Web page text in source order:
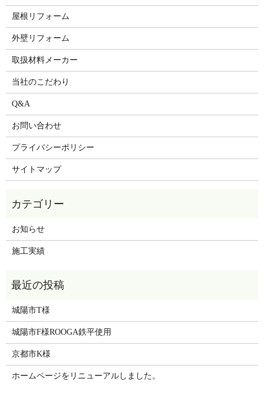
屋根リフォーム
外壁リフォーム
取扱材料メーカー
当社のこだわり
Q&A
お問い合わせ
プライバシーポリシー
サイトマップ
お知らせ
施工実績
城陽市T様
城陽市F様ROOGA鉄平使用
京都市K様
ホームページをリニューアルしました。